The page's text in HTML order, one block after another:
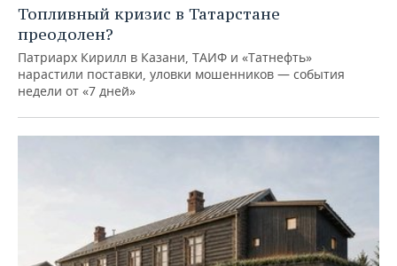
Топливный кризис в Татарстане
преодолен?
Патриарх Кирилл в Казани, ТАИФ и «Татнефть»
нарастили поставки, уловки мошенников — события
недели от «7 дней»